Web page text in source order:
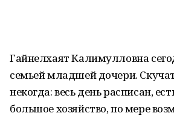
Гайнелхаят Калимулловна
семьей младшей дочери.
некогда: весь день расписан,
большое хозяйство, по мере